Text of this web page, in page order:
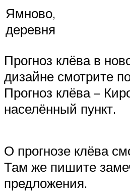
Ямново,
деревня
Прогноз клёва в
дизайне смотрите
Прогноз клёва –
населённый пункт.
О прогнозе клёва
Там же пишите
предложения.